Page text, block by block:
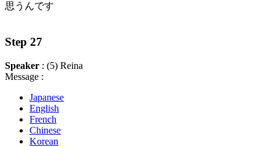
思うんです
Step 27
Speaker : (5) Reina
Message :
Japanese
English
French
Chinese
Korean